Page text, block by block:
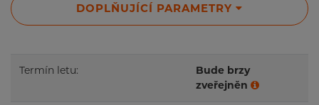
DOPLŇUJÍCÍ PARAMETRY
Termín letu:
Bude brzy
zveřejněn